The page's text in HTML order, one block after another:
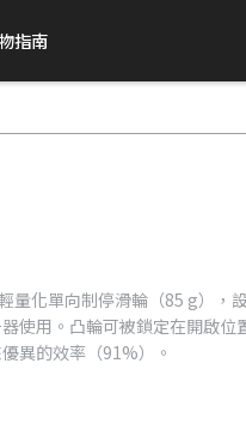
指南
量化單向制停滑輪（85 g），
使用。凸輪可被鎖定在開啟位
異的效率（91%）。